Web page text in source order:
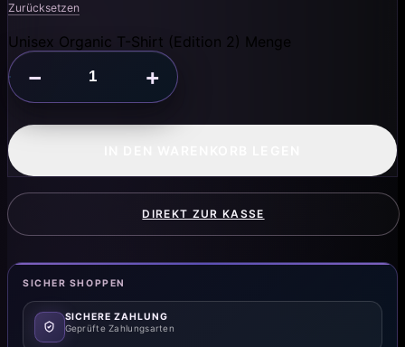
Zurücksetzen
Unisex Organic T-Shirt (Edition 2) Menge
− +
DIREKT ZUR KASSE
SICHER SHOPPEN
SICHERE ZAHLUNG
Geprüfte Zahlungsarten